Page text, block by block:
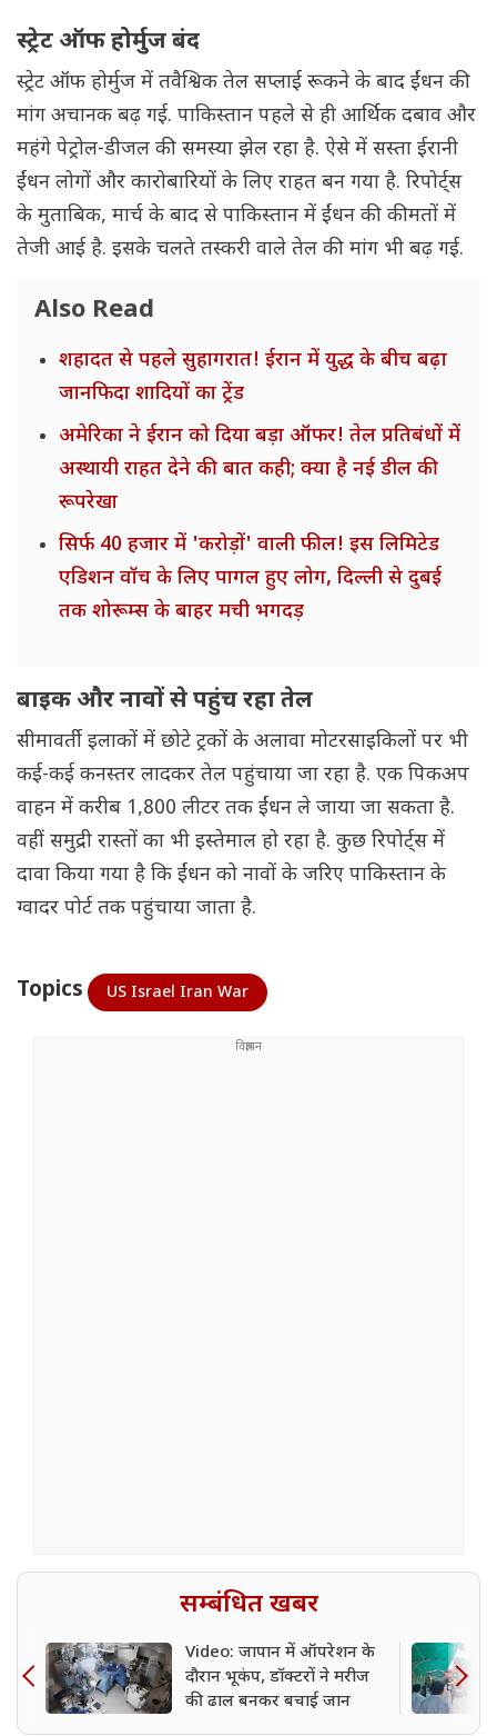
स्ट्रेट ऑफ होर्मुज बंद
स्ट्रेट ऑफ होर्मुज में तवैश्विक तेल सप्लाई रूकने के बाद ईंधन की
मांग अचानक बढ़ गई. पाकिस्तान पहले से ही आर्थिक दबाव और
महंगे पेट्रोल-डीजल की समस्या झेल रहा है. ऐसे में सस्ता ईरानी
ईंधन लोगों और कारोबारियों के लिए राहत बन गया है. रिपोर्ट्स
के मुताबिक, मार्च के बाद से पाकिस्तान में ईंधन की कीमतों में
तेजी आई है. इसके चलते तस्करी वाले तेल की मांग भी बढ़ गई.
Also Read
शहादत से पहले सुहागरात! ईरान में युद्ध के बीच बढ़ा
जानफिदा शादियों का ट्रेंड
अमेरिका ने ईरान को दिया बड़ा ऑफर! तेल प्रतिबंधों में
अस्थायी राहत देने की बात कही; क्या है नई डील की
रूपरेखा
सिर्फ 40 हजार में 'करोड़ों' वाली फील! इस लिमिटेड
एडिशन वॉच के लिए पागल हुए लोग, दिल्ली से दुबई
तक शोरूम्स के बाहर मची भगदड़
बाइक और नावों से पहुंच रहा तेल
सीमावर्ती इलाकों में छोटे ट्रकों के अलावा मोटरसाइकिलों पर भी
कई-कई कनस्तर लादकर तेल पहुंचाया जा रहा है. एक पिकअप
वाहन में करीब 1,800 लीटर तक ईंधन ले जाया जा सकता है.
वहीं समुद्री रास्तों का भी इस्तेमाल हो रहा है. कुछ रिपोर्ट्स में
दावा किया गया है कि ईंधन को नावों के जरिए पाकिस्तान के
ग्वादर पोर्ट तक पहुंचाया जाता है.
Topics US Israel Iran War
सम्बंधित खबर
Video: जापान में ऑपरेशन के
दौरान भूकंप, डॉक्टरों ने मरीज
की ढाल बनकर बचाई जान